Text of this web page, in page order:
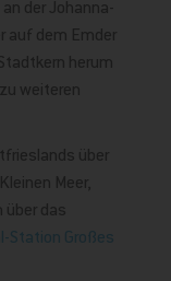
der Johanna-
auf dem Emder
herum
weiteren
über
Meer,
über das
Station Großes